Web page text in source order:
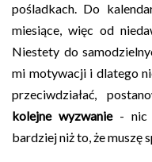
pośladkach. Do
miesiące, więc od
Niestety do
mi motywacji i dlatego
przeciwdziałać,
kolejne wyzwanie- nic
bardziej niż to, że muszę